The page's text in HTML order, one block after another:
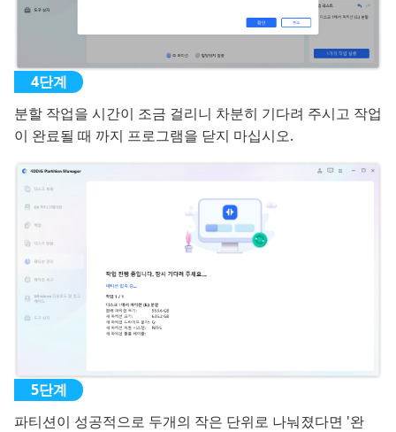
분할 작업을 시간이 조금 걸리니 차분히 기다려 주시고 작업
이 완료될 때 까지 프로그램을 닫지 마십시오.
파티션이 성공적으로 두개의 작은 단위로 나눠졌다면 '완